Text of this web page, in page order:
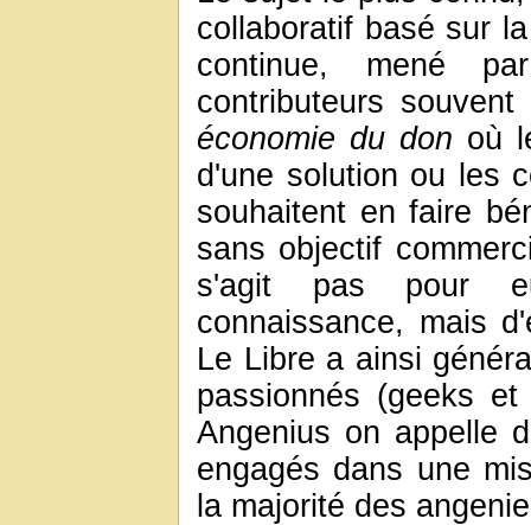
collaboratif basé sur
continue, mené
contributeurs
économie du don où
d'une solution ou les
souhaitent en faire
sans objectif
s'agit pas pour
connaissance, mais
Le Libre a ainsi
passionnés (geeks
Angenius on appelle
engagés dans une
la majorité des